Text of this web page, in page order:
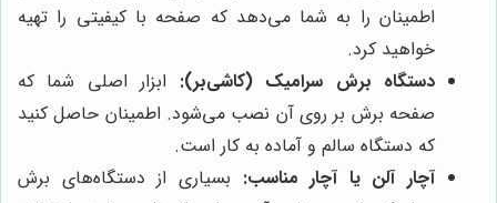
اطمینان را به شما می‌دهد که صفحه با کیفیتی را تهیه
خواهید کرد.
دستگاه برش سرامیک (کاشی‌بر): ابزار اصلی شما که
صفحه برش بر روی آن نصب می‌شود. اطمینان حاصل کنید
که دستگاه سالم و آماده به کار است.
آچار آلن یا آچار مناسب: بسیاری از دستگاه‌های برش